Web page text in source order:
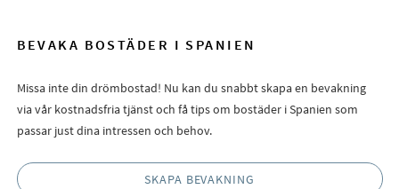
BEVAKA BOSTÄDER I SPANIEN
Missa inte din drömbostad! Nu kan du snabbt skapa en bevakning
via vår kostnadsfria tjänst och få tips om bostäder i Spanien som
passar just dina intressen och behov.
SKAPA BEVAKNING